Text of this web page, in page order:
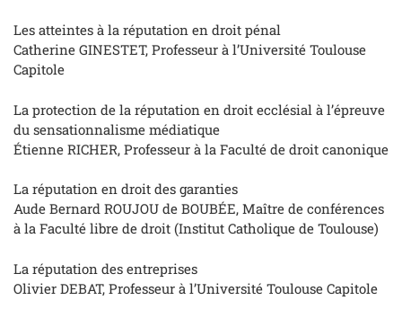
Les atteintes à la réputation en droit pénal
Catherine GINESTET, Professeur à l’Université Toulouse
Capitole
La protection de la réputation en droit ecclésial à l’épreuve
du sensationnalisme médiatique
Étienne RICHER, Professeur à la Faculté de droit canonique
La réputation en droit des garanties
Aude Bernard ROUJOU de BOUBÉE, Maître de conférences
à la Faculté libre de droit (Institut Catholique de Toulouse)
La réputation des entreprises
Olivier DEBAT, Professeur à l’Université Toulouse Capitole